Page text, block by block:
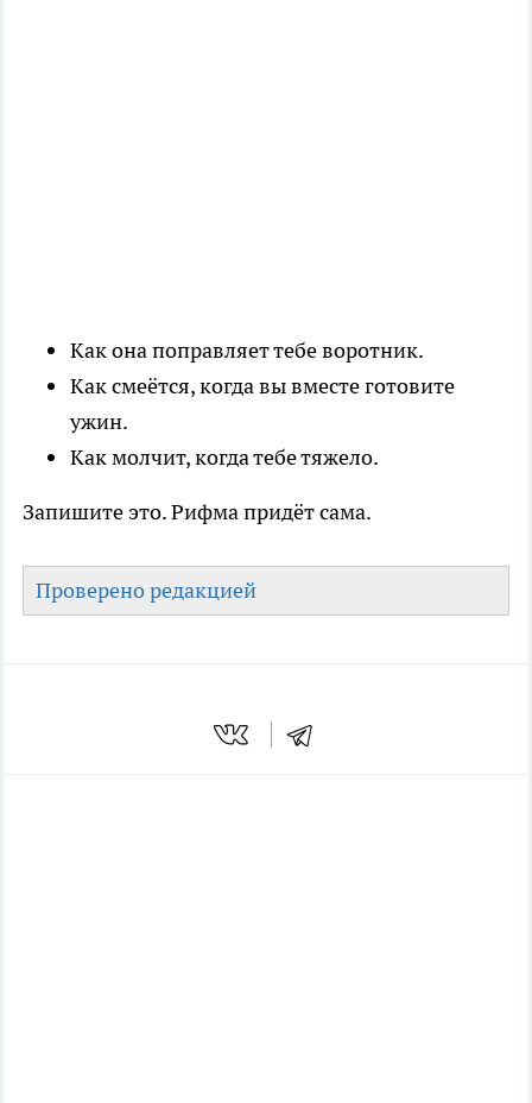
Как она поправляет тебе воротник.
Как смеётся, когда вы вместе готовите
ужин.
Как молчит, когда тебе тяжело.
Запишите это. Рифма придёт сама.
Проверено редакцией